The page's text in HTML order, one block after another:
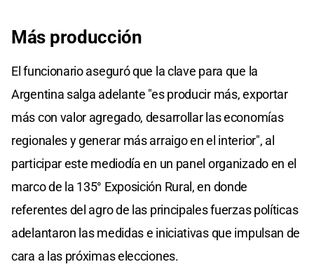
Más producción
El funcionario aseguró que la clave para que la
Argentina salga adelante "es producir más, exportar
más con valor agregado, desarrollar las economías
regionales y generar más arraigo en el interior", al
participar este mediodía en un panel organizado en el
marco de la 135° Exposición Rural, en donde
referentes del agro de las principales fuerzas políticas
adelantaron las medidas e iniciativas que impulsan de
cara a las próximas elecciones.